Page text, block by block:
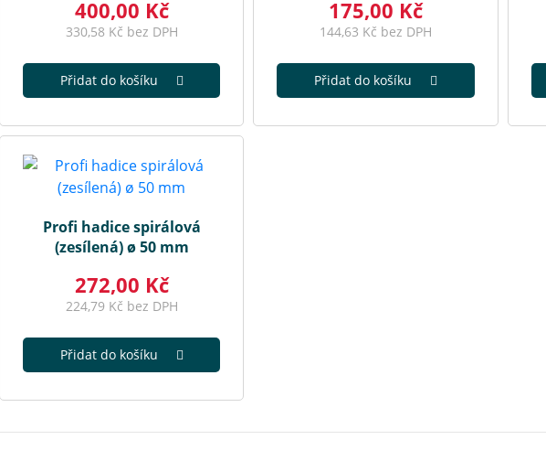
400,00 Kč
330,58 Kč bez DPH
Přidat do košíku
175,00 Kč
144,63 Kč bez DPH
Přidat do košíku
Profi hadice spirálová
(zesílená) ø 50 mm
272,00 Kč
224,79 Kč bez DPH
Přidat do košíku